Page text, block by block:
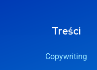
Treści
Copywriting